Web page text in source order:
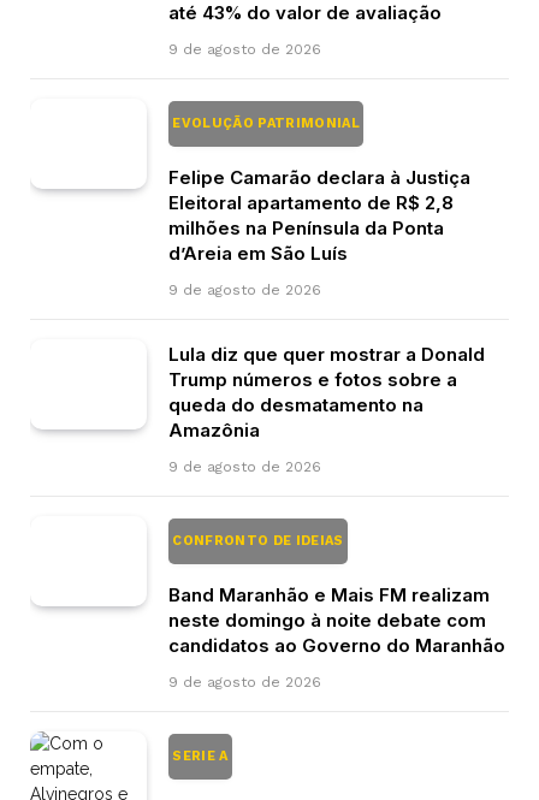
até 43% do valor de avaliação
9 de agosto de 2026
EVOLUÇÃO PATRIMONIAL
Felipe Camarão declara à Justiça
Eleitoral apartamento de R$ 2,8
milhões na Península da Ponta
d’Areia em São Luís
9 de agosto de 2026
Lula diz que quer mostrar a Donald
Trump números e fotos sobre a
queda do desmatamento na
Amazônia
9 de agosto de 2026
CONFRONTO DE IDEIAS
Band Maranhão e Mais FM realizam
neste domingo à noite debate com
candidatos ao Governo do Maranhão
9 de agosto de 2026
SERIE A